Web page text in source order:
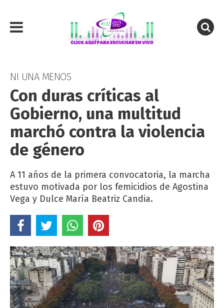
NI UNA MENOS
Con duras críticas al
Gobierno, una multitud
marchó contra la violencia
de género
A 11 años de la primera convocatoria, la marcha
estuvo motivada por los femicidios de Agostina
Vega y Dulce María Beatriz Candia.